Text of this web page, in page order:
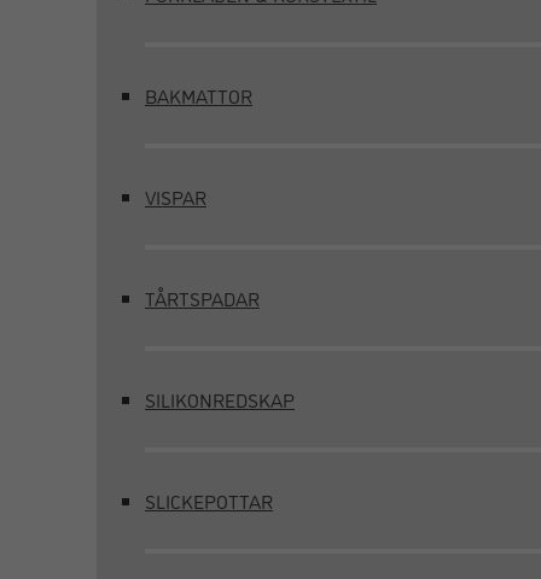
BAKMATTOR
VISPAR
TÅRTSPADAR
SILIKONREDSKAP
SLICKEPOTTAR